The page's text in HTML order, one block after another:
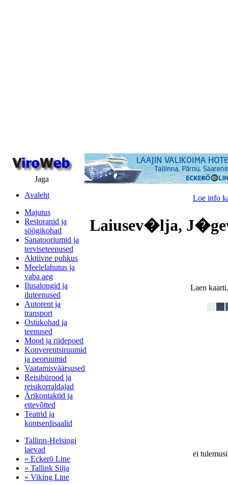
Jaga
Avaleht
Majutus
Restoranid ja
söögikohad
Sanatooriumid ja
terviseteenused
Aktiivne puhkus
Meelelahutus ja
vaba aeg
Ilusalongid ja
iluteenused
Autorent ja
transport
Ostukohad ja
teenused
Mood ja riidepoed
Konverentsiruumid
ja peoruumid
Vaatamisväärsused
Reisibürood ja
reisikorraldajad
Ärikontaktid ja
ettevõtted
Teatrid ja
kontserdisaalid
Tallinn-Helsingi
laevad
» Eckerö Line
» Tallink Silja
» Viking Line
Loe info
Laiusev�lja,
Laen
ei